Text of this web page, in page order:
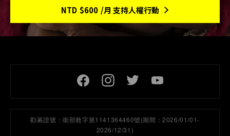
NTD $600 /月 支持人權行動
頁尾社交連結
勸募證號：衛部救字第1141364460號(期間：2026/01/01-
2026/12/31)